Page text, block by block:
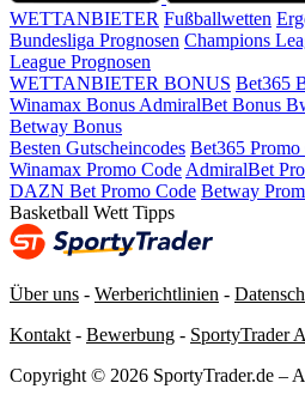
WETTANBIETER Fußballwetten
Bundesliga Prognosen Champions
League Prognosen
WETTANBIETER BONUS Bet365
Winamax Bonus AdmiralBet Bonus
Betway Bonus
Besten Gutscheincodes Bet365 Promo
Winamax Promo Code AdmiralBet
DAZN Bet Promo Code Betway
Basketball Wett Tipps
Über uns - Werberichtlinien -
Kontakt - Bewerbung - SportyTrader
Copyright © 2026 SportyTrader.de –